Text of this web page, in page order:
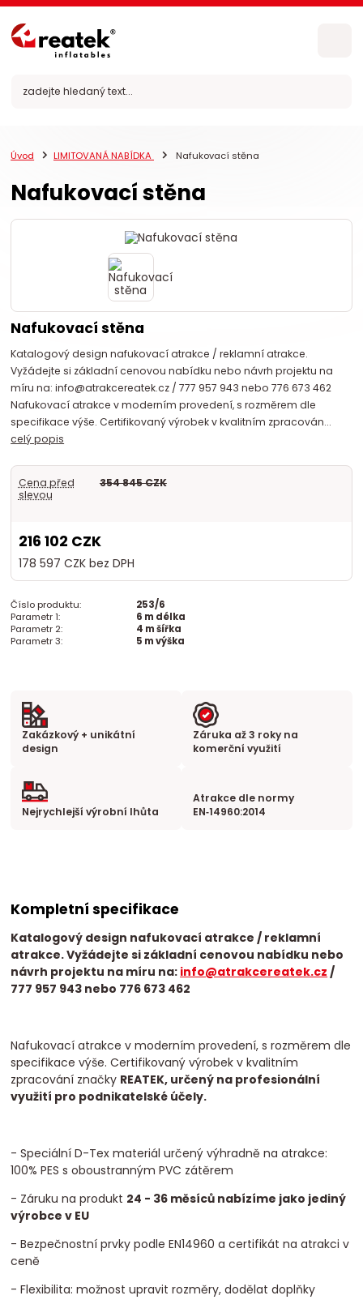
Úvod LIMITOVANÁ NABÍDKA Nafukovací stěna
Nafukovací stěna
Nafukovací stěna
Katalogový design nafukovací atrakce / reklamní atrakce.
Vyžádejte si základní cenovou nabídku nebo návrh projektu na
míru na: info@atrakcereatek.cz / 777 957 943 nebo 776 673 462
Nafukovací atrakce v moderním provedení, s rozměrem dle
specifikace výše. Certifikovaný výrobek v kvalitním zpracován...
celý popis
Cena před
slevou
354 845 CZK
216 102 CZK
178 597 CZK bez DPH
Číslo produktu:
253/6
Parametr 1:
6 m délka
Parametr 2:
4 m šířka
Parametr 3:
5 m výška
Zakázkový + unikátní
design
Záruka až 3 roky na
komerční využití
Nejrychlejší výrobní lhůta
Atrakce dle normy
EN‑14960:2014
Kompletní specifikace
Katalogový design nafukovací atrakce / reklamní
atrakce. Vyžádejte si základní cenovou nabídku nebo
návrh projektu na míru na: info@atrakcereatek.cz /
777 957 943 nebo 776 673 462
Nafukovací atrakce v moderním provedení, s rozměrem dle
specifikace výše. Certifikovaný výrobek v kvalitním
zpracování značky REATEK, určený na profesionální
využití pro podnikatelské účely.
- Speciální D-Tex materiál určený výhradně na atrakce:
100% PES s oboustranným PVC zátěrem
- Záruku na produkt 24 - 36 měsíců nabízíme jako jediný
výrobce v EU
- Bezpečnostní prvky podle EN14960 a certifikát na atrakci v
ceně
- Flexibilita: možnost upravit rozměry, dodělat doplňky